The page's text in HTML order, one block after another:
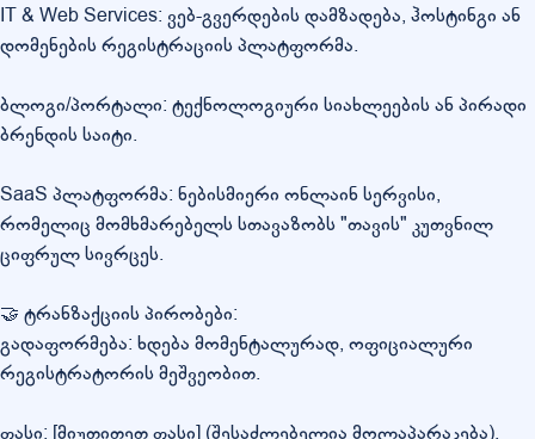
IT & Web Services: ვებ-გვერდების დამზადება, ჰოსტინგი ან
დომენების რეგისტრაციის პლატფორმა.
ბლოგი/პორტალი: ტექნოლოგიური სიახლეების ან პირადი
ბრენდის საიტი.
SaaS პლატფორმა: ნებისმიერი ონლაინ სერვისი,
რომელიც მომხმარებელს სთავაზობს "თავის" კუთვნილ
ციფრულ სივრცეს.
🤝 ტრანზაქციის პირობები:
გადაფორმება: ხდება მომენტალურად, ოფიციალური
რეგისტრატორის მეშვეობით.
ფასი: [მიუთითეთ ფასი] (შესაძლებელია მოლაპარაკება).